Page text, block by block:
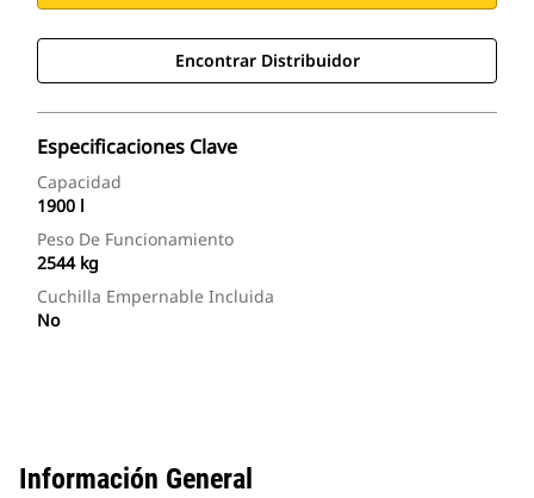
Encontrar Distribuidor
Especificaciones Clave
Capacidad
1900 l
Peso De Funcionamiento
2544 kg
Cuchilla Empernable Incluida
No
Información General